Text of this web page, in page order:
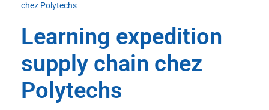
chez Polytechs
Learning expedition
supply chain chez
Polytechs